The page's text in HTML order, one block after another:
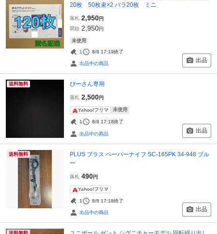
20枚 50枚束×2 バラ20枚 ミニ
落札 2,950円
開始 2,950円
未使用
1 8/8 17:19終了
出品中の商品 出品
送料無料 ぴーさん専用
落札 2,500円
Yahoo!フリマ 未使用
1 8/8 17:18終了
出品中の商品 出品
送料無料
PLUS プラス ペーパーナイフ SC-165PK 34-948 ブル
ー
落札 490円
Yahoo!フリマ
1 8/8 17:18終了
出品中の商品 出品
送料無料